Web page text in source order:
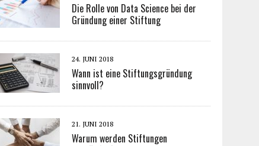
Die Rolle von Data Science bei der
Gründung einer Stiftung
24. JUNI 2018
Wann ist eine Stiftungsgründung
sinnvoll?
21. JUNI 2018
Warum werden Stiftungen